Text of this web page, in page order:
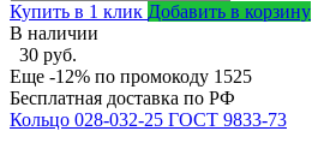
Купить в 1 клик Добавить в корзину
В наличии
30 руб.
Еще -12% по промокоду 1525
Бесплатная доставка по РФ
Кольцо 028-032-25 ГОСТ 9833-73